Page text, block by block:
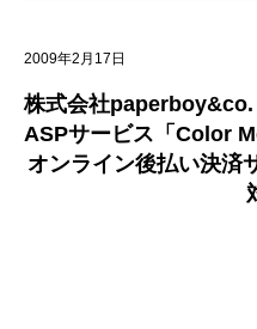
2009年2月17日
株式会社paperboy&co.
ASPサービス 「 Color
オンライン後払い決済